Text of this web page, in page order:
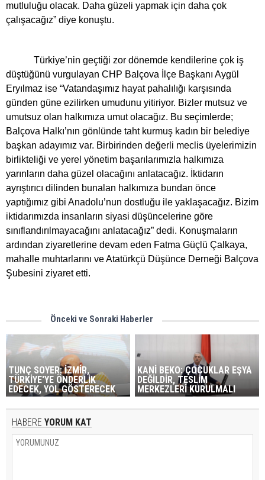
mutluluğu olacak. Daha güzeli yapmak için daha çok
çalışacağız” diye konuştu.
Türkiye’nin geçtiği zor dönemde kendilerine çok iş
düştüğünü vurgulayan CHP Balçova İlçe Başkanı Aygül
Eryılmaz ise “Vatandaşımız hayat pahalılığı karşısında
günden güne ezilirken umudunu yitiriyor. Bizler mutsuz ve
umutsuz olan halkımıza umut olacağız. Bu seçimlerde;
Balçova Halkı’nın gönlünde taht kurmuş kadın bir belediye
başkan adayımız var. Birbirinden değerli meclis üyelerimizin
birlikteliği ve yerel yönetim başarılarımızla halkımıza
yarınların daha güzel olacağını anlatacağız. İktidarın
ayrıştırıcı dilinden bunalan halkımıza bundan önce
yaptığımız gibi Anadolu’nun dostluğu ile yaklaşacağız. Bizim
iktidarımızda insanların siyasi düşüncelerine göre
sınıflandırılmayacağını anlatacağız” dedi. Konuşmaların
ardından ziyaretlerine devam eden Fatma Güçlü Çalkaya,
mahalle muhtarlarını ve Atatürkçü Düşünce Derneği Balçova
Şubesini ziyaret etti.
Önceki ve Sonraki Haberler
TUNÇ SOYER: İZMİR,
TÜRKİYE'YE ÖNDERLİK
EDECEK, YOL GÖSTERECEK
KANİ BEKO: ÇOCUKLAR EŞYA
DEĞİLDİR, TESLİM
MERKEZLERİ KURULMALI
HABERE YORUM KAT